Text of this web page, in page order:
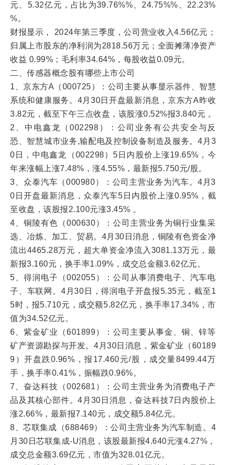
元、5.32亿元，占比为39.76%%、24.75%%、22.23%
%。
财报显示， 2024年第三季度，公司营业收入4.56亿元；
归属上市股东的净利润为2818.56万元；全面摊薄净资产
收益 0.99%；毛利率34.64%，每股收益0.09元。
二、传感器概念股有哪些上市公司
1、京东方A（000725）：公司主要从事显示器件、智慧
系统和健康服务。4月30日开盘最新消息，京东方A昨收
3.82元，截至下午三点收盘，该股涨0.52%报3.840元 。
2、中电鑫龙（002298）：公司业务有公共安全与反
恐、智慧城市业务,输配电及控制设备制造及服务。4月3
0日，中电鑫龙（002298）5日内股价上涨19.65%，今
年来涨幅上涨7.48%，涨4.55%，最新报5.750元/股。
3、众泰汽车（000980）：公司主营业务为汽车。4月3
0日开盘最新消息，众泰汽车5日内股价上涨0.95%，截
至收盘，该股报2.100元涨3.45% 。
4、铜陵有色（000630）：公司主营业务为铜行业集采
选、冶炼、加工、贸易。4月30日消息，铜陵有色资金净
流出4465.28万元，超大单资金净流入3081.13万元，最
新报3.160元，换手率1.09%，成交总金额3.62亿元。
5、得润电子（002055）：公司从事消费电子、汽车电
子、车联网。4月30日，得润电子开盘报5.35元，截至1
5时，报5.710元，成交额5.82亿元，换手率17.34%，市
值为34.52亿元。
6、紫金矿业（601899）：公司主要从事金、铜、锌等
矿产资源勘探与开发。4月30日消息，紫金矿业（60189
9）开盘跌0.96%，报17.460元/股，成交量8499.44万
手，换手率0.41%，振幅跌0.96%。
7、奋达科技（002681）：公司主营业务为消费电子产
品及其核心部件。4月30日消息，奋达科技7日内股价上
涨2.66%，最新报7.140元，成交额5.84亿元。
8、芯联集成（688469）：公司主营业务为汽车制造。4
月30日芯联集成-U消息，该股最新报4.640元涨4.27%，
成交总金额3.69亿元，市值为328.01亿元。